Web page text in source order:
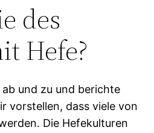
des
Hefe?
und zu und berichte
vorstellen, dass viele von
Die Hefekulturen